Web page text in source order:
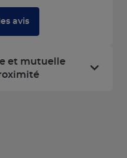
avis
et mutuelle